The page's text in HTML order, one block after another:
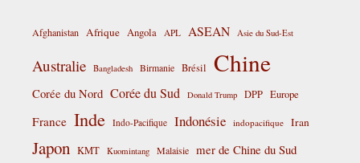
Afghanistan Afrique Angola APL ASEAN Asie du Sud-Est
Australie Bangladesh Birmanie Brésil Chine
Corée du Nord Corée du Sud Donald Trump DPP Europe
France Inde Indo-Pacifique Indonésie indopacifique Iran
Japon KMT Kuomintang Malaisie mer de Chine du Sud